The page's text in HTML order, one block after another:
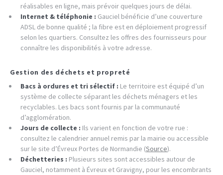
réalisables en ligne, mais prévoir quelques jours de délai.
Internet & téléphonie : Gauciel bénéficie d’une couverture
ADSL de bonne qualité ; la fibre est en déploiement progressif
selon les quartiers. Consultez les offres des fournisseurs pour
connaître les disponibilités à votre adresse.
Gestion des déchets et propreté
Bacs à ordures et tri sélectif : Le territoire est équipé d’un
système de collecte séparant les déchets ménagers et les
recyclables. Les bacs sont fournis par la communauté
d’agglomération.
Jours de collecte : Ils varient en fonction de votre rue :
consultez le calendrier annuel remis par la mairie ou accessible
sur le site d’Évreux Portes de Normandie (Source).
Déchetteries : Plusieurs sites sont accessibles autour de
Gauciel, notamment à Évreux et Gravigny, pour les encombrants